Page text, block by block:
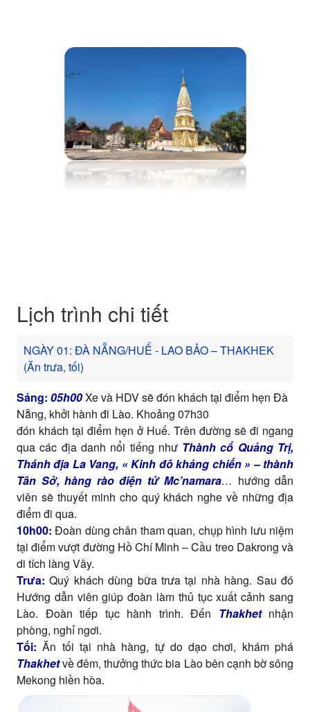
Lịch trình chi tiết
NGÀY 01: ĐÀ NẴNG/HUẾ - LAO BẢO – THAKHEK
(Ăn trưa, tối)
Sáng: 05h00Xe và HDV sẽ đón khách tại điểm hẹn Đà
Nẵng, khởi hành đi Lào. Khoảng 07h30
đón khách tại điểm hẹn ở Huế. Trên đường sẽ đi ngang
qua các địa danh nổi tiếng như Thành cổ Quảng Trị,
Thánh địa La Vang, « Kinh đô kháng chiến » – thành
Tân Sở, hàng rào điện tử Mc’namara… hướng dẫn
viên sẽ thuyết minh cho quý khách nghe về những địa
điểm đi qua.
10h00: Đoàn dùng chân tham quan, chụp hình lưu niệm
tại điểm vượt đường Hồ Chí Minh – Cầu treo Dakrong và
di tích làng Vây.
Trưa: Quý khách dùng bữa trưa tại nhà hàng. Sau đó
Hướng dẫn viên giúp đoàn làm thủ tục xuất cảnh sang
Lào. Đoàn tiếp tục hành trình. Đến Thakhet nhận
phòng, nghỉ ngơi.
Tối: Ăn tối tại nhà hàng, tự do dạo chơi, khám phá
Thakhetvề đêm, thưởng thức bia Lào bên cạnh bờ sông
Mekong hiền hòa.